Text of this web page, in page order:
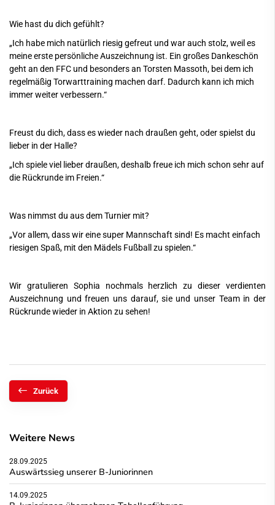
Wie hast du dich gefühlt?
„Ich habe mich natürlich riesig gefreut und war auch stolz, weil es
meine erste persönliche Auszeichnung ist. Ein großes Dankeschön
geht an den FFC und besonders an Torsten Massoth, bei dem ich
regelmäßig Torwarttraining machen darf. Dadurch kann ich mich
immer weiter verbessern.“
Freust du dich, dass es wieder nach draußen geht, oder spielst du
lieber in der Halle?
„Ich spiele viel lieber draußen, deshalb freue ich mich schon sehr auf
die Rückrunde im Freien.“
Was nimmst du aus dem Turnier mit?
„Vor allem, dass wir eine super Mannschaft sind! Es macht einfach
riesigen Spaß, mit den Mädels Fußball zu spielen.“
Wir gratulieren Sophia nochmals herzlich zu dieser verdienten
Auszeichnung und freuen uns darauf, sie und unser Team in der
Rückrunde wieder in Aktion zu sehen!
Zurück
Weitere News
28.09.2025
Auswärtssieg unserer B-Juniorinnen
14.09.2025